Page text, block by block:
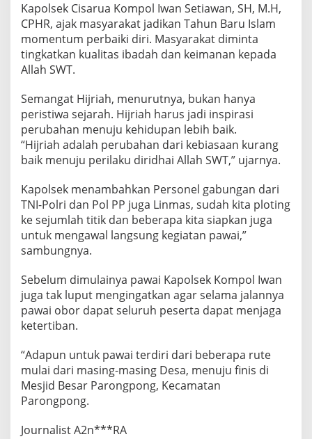
Kapolsek Cisarua Kompol Iwan Setiawan, SH, M.H,
CPHR, ajak masyarakat jadikan Tahun Baru Islam
momentum perbaiki diri. Masyarakat diminta
tingkatkan kualitas ibadah dan keimanan kepada
Allah SWT.
Semangat Hijriah, menurutnya, bukan hanya
peristiwa sejarah. Hijriah harus jadi inspirasi
perubahan menuju kehidupan lebih baik.
“Hijriah adalah perubahan dari kebiasaan kurang
baik menuju perilaku diridhai Allah SWT,” ujarnya.
Kapolsek menambahkan Personel gabungan dari
TNI-Polri dan Pol PP juga Linmas, sudah kita ploting
ke sejumlah titik dan beberapa kita siapkan juga
untuk mengawal langsung kegiatan pawai,”
sambungnya.
Sebelum dimulainya pawai Kapolsek Kompol Iwan
juga tak luput mengingatkan agar selama jalannya
pawai obor dapat seluruh peserta dapat menjaga
ketertiban.
“Adapun untuk pawai terdiri dari beberapa rute
mulai dari masing-masing Desa, menuju finis di
Mesjid Besar Parongpong, Kecamatan
Parongpong.
Journalist A2n***RA